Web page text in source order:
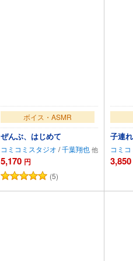
ボイス・ASMR
ぜんぶ、はじめて
コミコミスタジオ /千葉翔也
5,170 円
(5)
カートに追加
子連
コミ
3,850